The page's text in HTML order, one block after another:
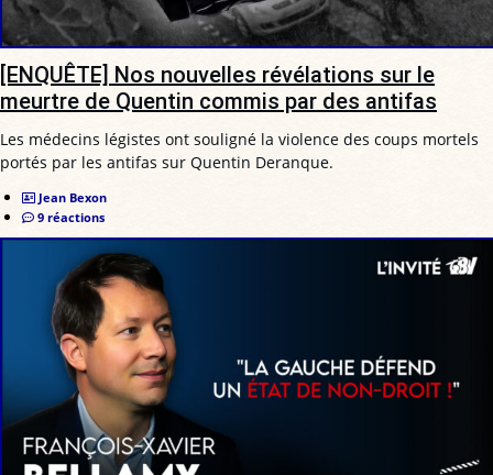
[ENQUÊTE] Nos nouvelles révélations sur le
meurtre de Quentin commis par des antifas
Les médecins légistes ont souligné la violence des coups mortels
portés par les antifas sur Quentin Deranque.
Jean Bexon
9 réactions